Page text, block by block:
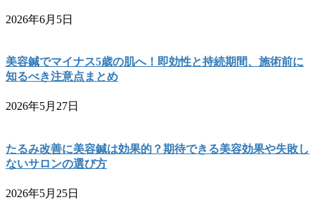
2026年6月5日
美容鍼でマイナス5歳の肌へ！即効性と持続期間、施術前に
知るべき注意点まとめ
2026年5月27日
たるみ改善に美容鍼は効果的？期待できる美容効果や失敗し
ないサロンの選び方
2026年5月25日